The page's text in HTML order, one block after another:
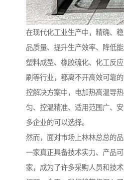
在现代化工业生产中，精确、
品质量、提升生产效率、降低
塑料成型、橡胶硫化、化工反
刷等行业，都离不开高效可靠
控解决方案中，电加热高温导
匀、控温精准、适用范围广、
多企业的可以选择。
然而，面对市场上林林总总的
一家真正具备技术实力、产品可
家，成为了许多采购人员和技